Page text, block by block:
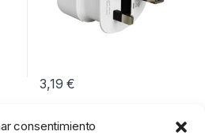
consentimiento
3,19€